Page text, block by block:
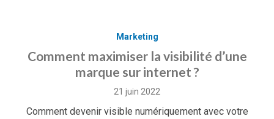
Marketing
Comment maximiser la visibilité d’une
marque sur internet ?
Posted
21 juin 2022
Comment devenir visible numériquement avec votre